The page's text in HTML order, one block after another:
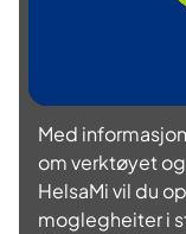
Med
om verktøyet
HelsaMi vil du
moglegheiter i